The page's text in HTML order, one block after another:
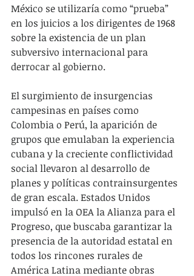
México se utilizaría como “prueba”
en los juicios a los dirigentes de 1968
sobre la existencia de un plan
subversivo internacional para
derrocar al gobierno.
El surgimiento de insurgencias
campesinas en países como
Colombia o Perú, la aparición de
grupos que emulaban la experiencia
cubana y la creciente conflictividad
social llevaron al desarrollo de
planes y políticas contrainsurgentes
de gran escala. Estados Unidos
impulsó en la OEA la Alianza para el
Progreso, que buscaba garantizar la
presencia de la autoridad estatal en
todos los rincones rurales de
América Latina mediante obras